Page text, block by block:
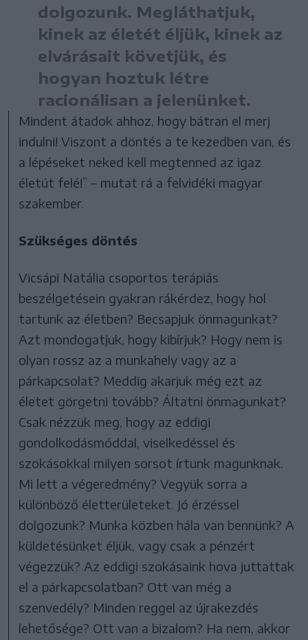
dolgozunk. Megláthatjuk,
kinek az életét éljük, kinek az
elvárásait követjük, és
hogyan hoztuk létre
racionálisan a jelenünket.
Mindent átadok ahhoz, hogy bátran el merj
indulni! Viszont a döntés a te kezedben van, és
a lépéseket neked kell megtenned az igaz
életút felé!” – mutat rá a felvidéki magyar
szakember.
Szükséges döntés
Vicsápi Natália csoportos terápiás
beszélgetésein gyakran rákérdez, hogy hol
tartunk az életben? Becsapjuk önmagunkat?
Azt mondogatjuk, hogy kibírjuk? Hogy nem is
olyan rossz az a munkahely vagy az a
párkapcsolat? Meddig akarjuk még ezt az
életet görgetni tovább? Áltatni önmagunkat?
Csak nézzük meg, hogy az eddigi
gondolkodásmóddal, viselkedéssel és
szokásokkal milyen sorsot írtunk magunknak.
Mi lett a végeredmény? Vegyük sorra a
különböző életterületeket. Jó érzéssel
dolgozunk? Munka közben hála van bennünk? A
küldetésünket éljük, vagy csak a pénzért
végezzük? Az eddigi szokásaink hova juttattak
el a párkapcsolatban? Ott van még a
szenvedély? Minden reggel az újrakezdés
lehetősége? Ott van a bizalom? Ha nem, akkor